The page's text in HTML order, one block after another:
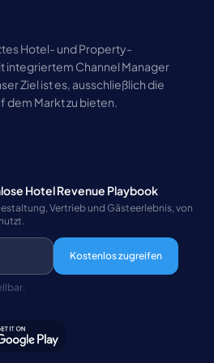
Hotel- und Property-
integriertem Channel Manager
Ziel ist es, ausschließlich die
dem Markt zu bieten.
Hotel Revenue Playbook
Vertrieb und Gästeerlebnis, von
Kostenlos zugreifen